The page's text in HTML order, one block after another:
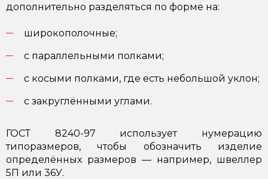
дополнительно разделяться по форме на:
широкополочные;
с параллельными полками;
с косыми полками, где есть небольшой уклон;
с закруглёнными углами.
ГОСТ 8240-97 использует нумерацию
типоразмеров, чтобы обозначить изделие
определённых размеров — например, швеллер
5П или 36У.